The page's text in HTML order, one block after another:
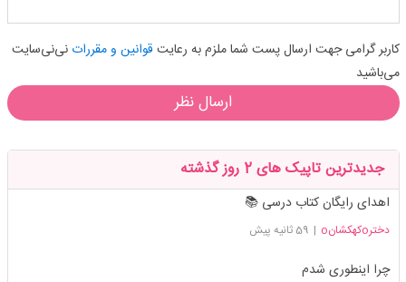
کاربر گرامی جهت ارسال پست شما ملزم به رعایت قوانین و مقرراتنی‌نی‌سایت
می‌باشید
ارسال نظر
جدیدترین تاپیک های 2 روز گذشته
اهدای رایگان کتاب درسی 📚
دخترoکهکشانo | 59 ثانیه پیش
چرا اینطوری شدم